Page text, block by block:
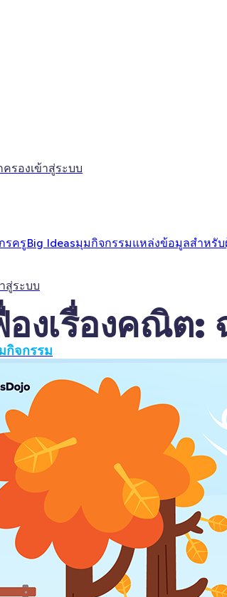
ครองเข้าสู่ระบบ
รครูBig Ideasมุมกิจกรรมแหล่งข้อมูลสำหรับ
สู่ระบบ
องเรื่องคณิต:
กิจกรรม